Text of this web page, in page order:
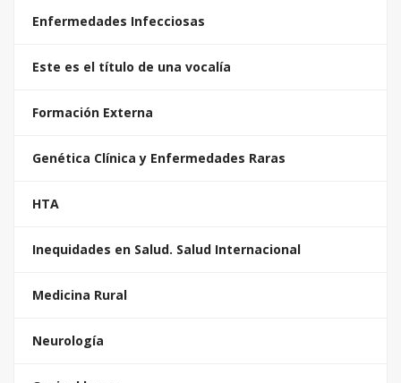
Enfermedades Infecciosas
Este es el título de una vocalía
Formación Externa
Genética Clínica y Enfermedades Raras
HTA
Inequidades en Salud. Salud Internacional
Medicina Rural
Neurología